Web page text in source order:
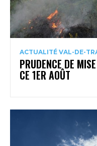
ACTUALITÉ VAL-DE-
PRUDENCE DE
CE 1ER AOÛT